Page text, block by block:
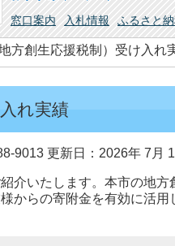
窓口案内 入札情報 ふるさと
方創生応援税制）受け入れ
れ実績
9013 更新日：2026年 7月
介いたします。本市の地方
からの寄附金を有効に活用